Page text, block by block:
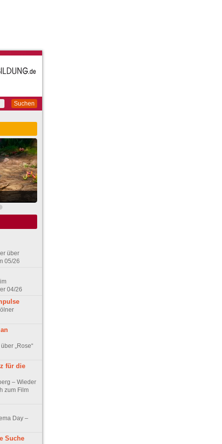
Suchen
über
05/26
04/26
„Rose“
für die
– Wieder
zum Film
Day –
Suche